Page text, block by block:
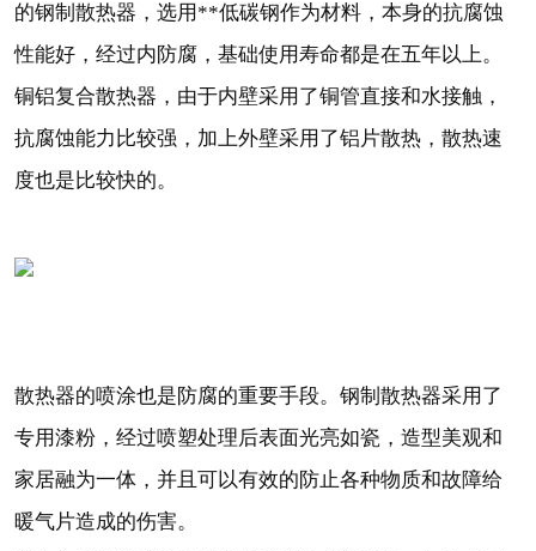
的钢制散热器，选用**低碳钢作为材料，本身的抗腐蚀
性能好，经过内防腐，基础使用寿命都是在五年以上。
铜铝复合散热器，由于内壁采用了铜管直接和水接触，
抗腐蚀能力比较强，加上外壁采用了铝片散热，散热速
度也是比较快的。
散热器的喷涂也是防腐的重要手段。钢制散热器采用了
专用漆粉，经过喷塑处理后表面光亮如瓷，造型美观和
家居融为一体，并且可以有效的防止各种物质和故障给
暖气片造成的伤害。